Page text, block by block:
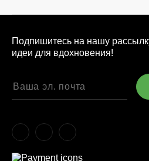
Подпишитесь на нашу
идеи для вдохновения!